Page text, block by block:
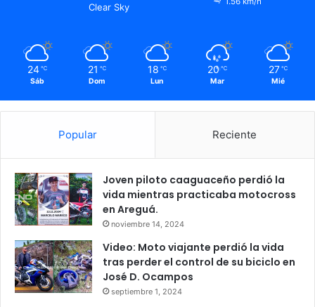
Clear Sky
24 ℃
Sáb
21 ℃
Dom
18 ℃
Lun
20 ℃
Mar
27 ℃
Mié
Popular Reciente
Joven piloto caaguaceño perdió la
vida mientras practicaba motocross
en Areguá.
noviembre 14, 2024
Video: Moto viajante perdió la vida
tras perder el control de su biciclo en
José D. Ocampos
septiembre 1, 2024